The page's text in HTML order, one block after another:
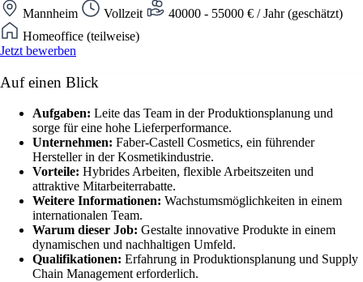
Mannheim Vollzeit
40000 - 55000 € / Jahr (geschätzt)
Homeoffice (teilweise)
Jetzt bewerben
Auf einen Blick
Aufgaben: Leite das Team in der Produktionsplanung und
sorge für eine hohe Lieferperformance.
Unternehmen: Faber-Castell Cosmetics, ein führender
Hersteller in der Kosmetikindustrie.
Vorteile: Hybrides Arbeiten, flexible Arbeitszeiten und
attraktive Mitarbeiterrabatte.
Weitere Informationen: Wachstumsmöglichkeiten in einem
internationalen Team.
Warum dieser Job: Gestalte innovative Produkte in einem
dynamischen und nachhaltigen Umfeld.
Qualifikationen: Erfahrung in Produktionsplanung und Supply
Chain Management erforderlich.